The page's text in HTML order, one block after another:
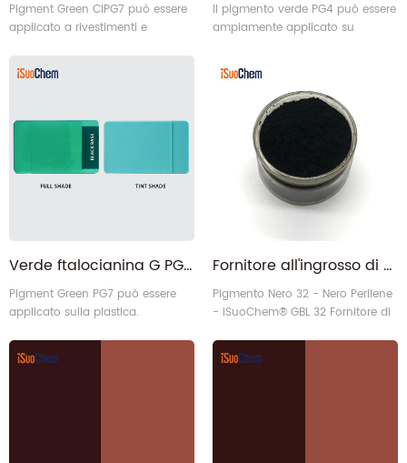
Pigment Green CIPG7 può essere
applicato a rivestimenti e
Il pigmento verde PG4 può essere
ampiamente applicato su
cancelleria
Verde ftalocianina G PG7 Pigmento Verde 7 per materie plastiche
Pigment Green PG7 può essere
applicato sulla plastica.
Fornitore all'ingrosso di pigmento nero perilene paliogen nero 32
Pigmento Nero 32 - Nero Perilene
- iSuoChem® GBL 32 Fornitore di